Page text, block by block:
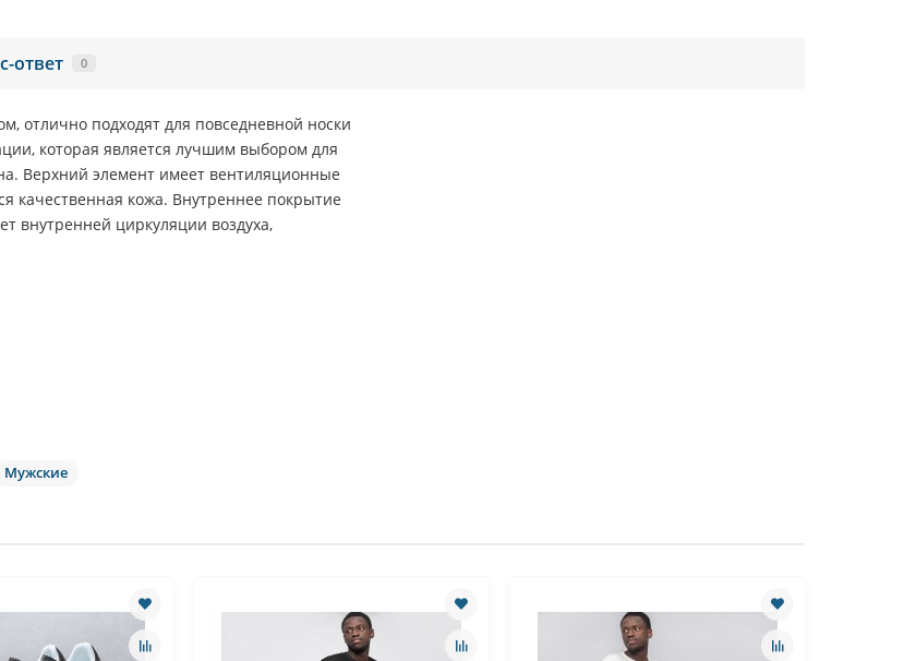
ответ 0
отлично подходят для повседневной носки
которая является лучшим выбором для
Верхний элемент имеет вентиляционные
качественная кожа. Внутреннее покрытие
внутренней циркуляции воздуха,
Мужские